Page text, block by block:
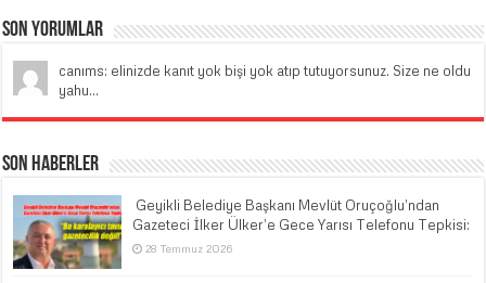
Son Yorumlar
canıms: elinizde kanıt yok bişi yok atıp tutuyorsunuz. Size ne oldu
yahu...
Son Haberler
​ Geyikli Belediye Başkanı Mevlüt Oruçoğlu’ndan
Gazeteci İlker Ülker’e Gece Yarısı Telefonu Tepkisi:
28 Temmuz 2026